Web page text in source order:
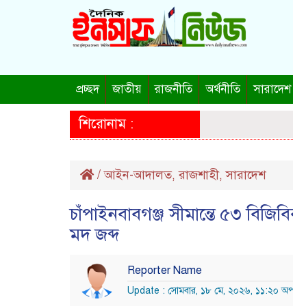
প্রচ্ছদ জাতীয় রাজনীতি অর্থনীতি সারাদেশ
শিরোনাম :
/আইন-আদালত,রাজশাহী,সারাদেশ
চাঁপাইনবাবগঞ্জ সীমান্তে ৫৩
মদ জব্দ
Reporter Name
Update : সোমবার, ১৮ মে, ২০২৬, ১১:২০